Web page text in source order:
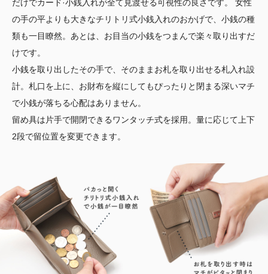
だけでカード·小銭入れが全て見渡せる可視性の良さです。 女性
の手の平よりも大きなチリトリ式小銭入れのおかげで、小銭の種
類も一目瞭然。あとは、お目当の小銭をつまんで楽々取り出すだ
けです。
小銭を取り出したその手で、そのままお札を取り出せる札入れ設
計。札口を上に、お財布を縦にしてもぴったりと閉まる深いマチ
で小銭が落ちる心配はありません。
留め具は片手で開閉できるワンタッチ式を採用。量に応じて上下
2段で留位置を変更できます。